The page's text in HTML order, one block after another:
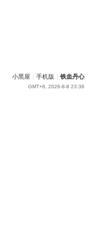
小黑屋 手机版 铁血丹心
GMT+8, 2026-8-8 23:38